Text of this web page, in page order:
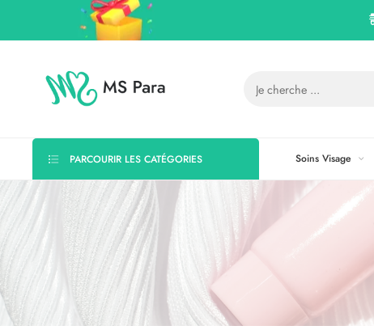
PARCOURIR LES CATÉGORIES Soins Visage